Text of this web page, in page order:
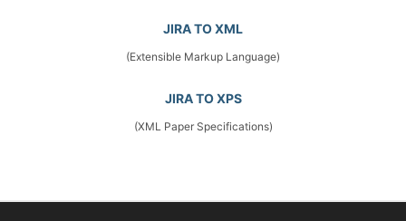
JIRA TO XML
(Extensible Markup Language)
JIRA TO XPS
(XML Paper Specifications)